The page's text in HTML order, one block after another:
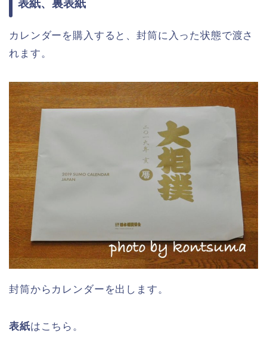
表紙、裏表紙
カレンダーを購入すると、封筒に入った状態で渡さ
れます。
封筒からカレンダーを出します。
表紙はこちら。